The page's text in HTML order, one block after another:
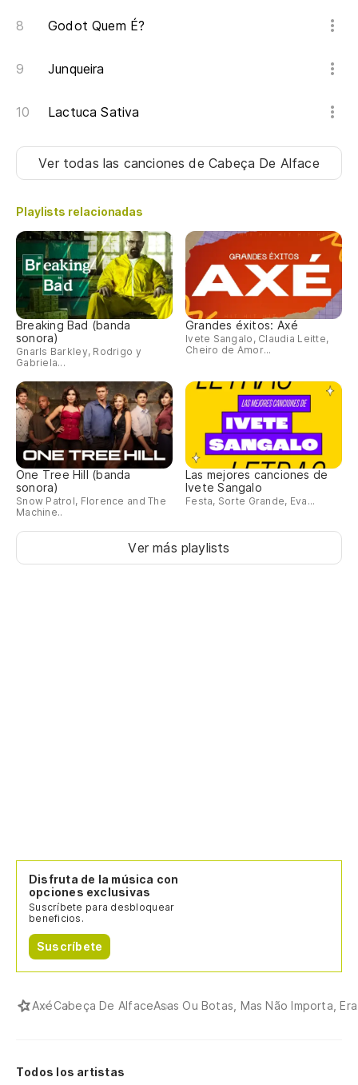
Godot Quem É?
Junqueira
Lactuca Sativa
Ver todas las cancionesde Cabeça De Alface
Playlists relacionadas
Breaking Bad (banda
sonora)
Gnarls Barkley, Rodrigo y
Gabriela...
Grandes éxitos: Axé
Ivete Sangalo, Claudia Leitte,
Cheiro de Amor...
One Tree Hill (banda
sonora)
Snow Patrol, Florence and The
Machine..
Las mejores canciones de
Ivete Sangalo
Festa, Sorte Grande, Eva...
Ver más playlists
Disfruta de la música con
opciones exclusivas
Suscríbete para desbloquear
beneficios.
Suscríbete
AxéCabeça De AlfaceAsas Ou Botas, Mas Não Importa,
Todos los artistas